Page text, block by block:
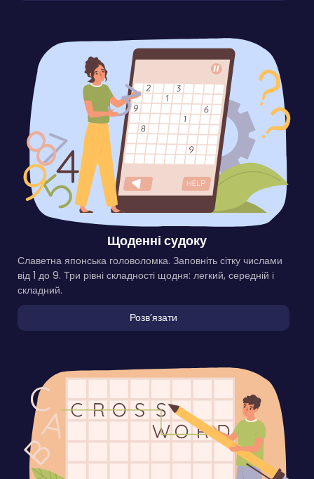
Щоденні судоку
Славетна японська головоломка. Заповніть сітку числами
від 1 до 9. Три рівні складності щодня: легкий, середній і
складний.
Розвʼязати